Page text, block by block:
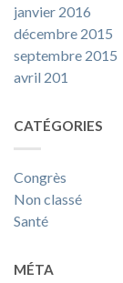
janvier 2016
décembre 2015
septembre 2015
avril 201
CATÉGORIES
Congrès
Non classé
Santé
MÉTA